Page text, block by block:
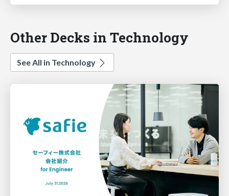
Other Decks in Technology
See All in Technology